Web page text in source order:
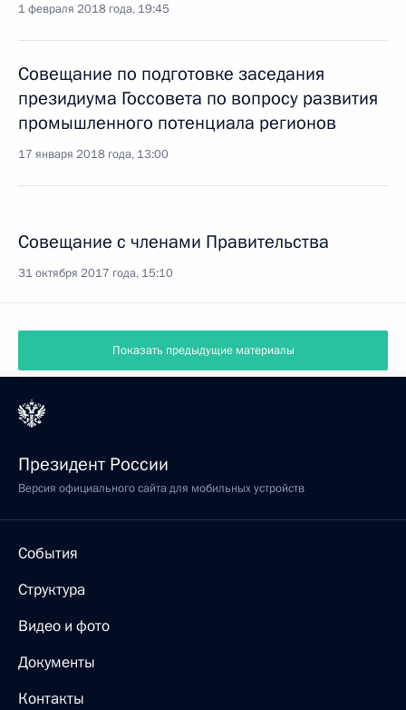
1 февраля 2018 года, 19:45
Совещание по подготовке заседания
президиума Госсовета по вопросу развития
промышленного потенциала регионов
17 января 2018 года, 13:00
Совещание с членами Правительства
31 октября 2017 года, 15:10
Показать предыдущие материалы
Президент России
Версия официального сайта для мобильных устройств
События
Структура
Видео и фото
Документы
Контакты